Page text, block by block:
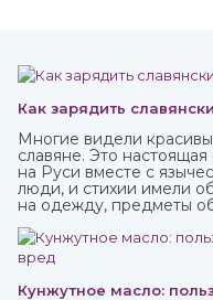
Как зарядить
Многие видели
славяне. Это
на Руси вместе с
люди, и стихии имели
на одежду, предметы
окружающим миром, но
темных сил, дурного
покровительства в
Кунжутное масло: